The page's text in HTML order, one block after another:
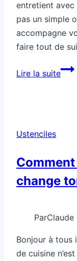
entretient avec
pas un simple
accompagne
faire tout de
Lire la suite
Ustenciles
change
ParClaude
Bonjour à tous
de cuisine